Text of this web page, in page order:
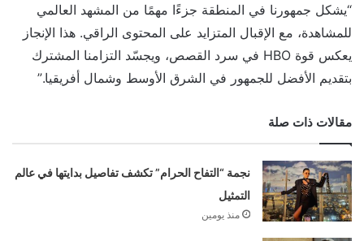
“يشكل جمهورنا في المنطقة جزءًا مهمًا من المشهد العالمي
للمشاهدة، مع الإقبال المتزايد على المحتوى الراقي. هذا الإنجاز
يعكس قوة HBO في سرد القصص، ويجسّد التزامنا المشترك
بتقديم الأفضل للجمهور في الشرق الأوسط وشمال أفريقيا.”
مقالات ذات صلة
نجمة “التفاح الحرام” تكشف تفاصيل بدايتها في عالم
التمثيل
منذ يومين